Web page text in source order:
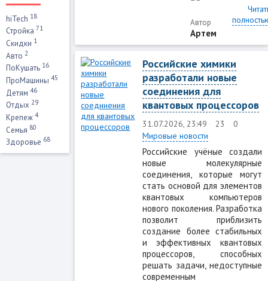
hiTech 18
Стройка 71
Скидки 1
Авто 2
ПоКушать 16
ПроМашины 45
Детям 46
Отдых 29
Крепеж 4
Семья 80
Здоровье 68
Автор
Артем
Российские химики
разработали новые
соединения для
квантовых процессоров
31.07.2026, 23:49 23
0
Мировые новости
Российские учёные создали
новые молекулярные
соединения, которые могут
стать основой для элементов
квантовых компьютеров
нового поколения. Разработка
позволит приблизить
создание более стабильных
и эффективных квантовых
процессоров, способных
решать задачи, недоступные
современным